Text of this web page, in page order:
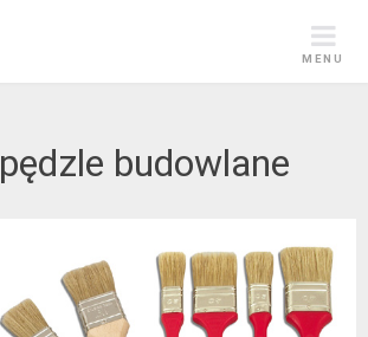
MENU
pędzle budowlane